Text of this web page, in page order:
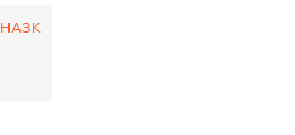
НАЗК